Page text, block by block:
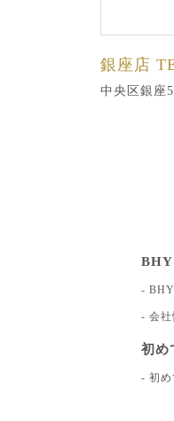
銀座店
中央区銀座
BHY
会社
初め
初